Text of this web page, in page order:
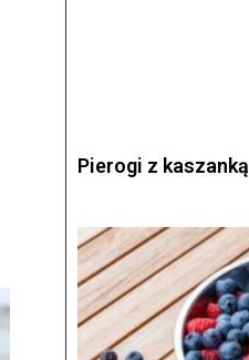
Pierogi z kaszanką